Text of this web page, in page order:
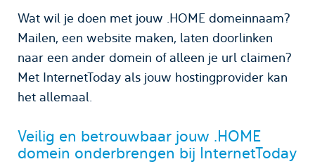
Wat wil je doen met jouw .HOME domeinnaam?
Mailen, een website maken, laten doorlinken
naar een ander domein of alleen je url claimen?
Met InternetToday als jouw hostingprovider kan
het allemaal.
Veilig en betrouwbaar jouw .HOME
domein onderbrengen bij InternetToday